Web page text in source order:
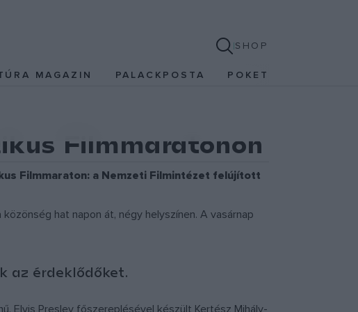
SHOP
MAGAZIN PALACKPOSTA POKET
Filmmaratonon
Filmmaraton: a Nemzeti Filmintézet felújított
hat napon át, négy helyszínen. A vasárnap
az érdeklődőket.
Elvis Presley főszereplésével készült Kertész Mihály-